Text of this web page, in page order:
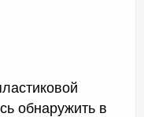
обнаружить в